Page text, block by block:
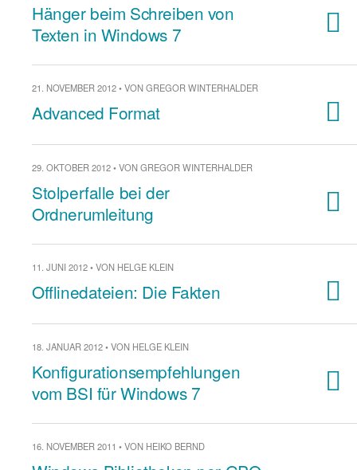
Hänger beim Schreiben von
Texten in Windows 7
21. NOVEMBER 2012 • VON GREGOR WINTERHALDER
Advanced Format
29. OKTOBER 2012 • VON GREGOR WINTERHALDER
Stolperfalle bei der
Ordnerumleitung
11. JUNI 2012 • VON HELGE KLEIN
Offlinedateien: Die Fakten
18. JANUAR 2012 • VON HELGE KLEIN
Konfigurationsempfehlungen
vom BSI für Windows 7
16. NOVEMBER 2011 • VON HEIKO BERND